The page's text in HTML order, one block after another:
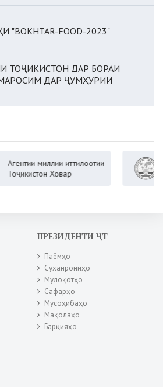
FOOD-2023"
ТОҶИКИСТОН ДАР БОРАИ
ДАР ҶУМҲУРИИ
миллии иттилоотии
Ховар
ПРЕЗИДЕНТИ ҶТ
Паёмҳо
Суханрониҳо
Мулоқотҳо
Сафарҳо
Мусоҳибаҳо
Мақолаҳо
Барқияҳо